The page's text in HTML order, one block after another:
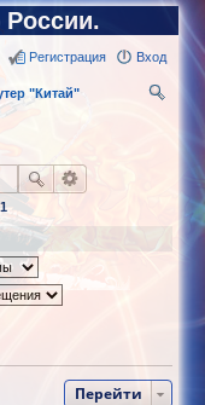
Вход
Регистрация
"Китай"
1
Перейти